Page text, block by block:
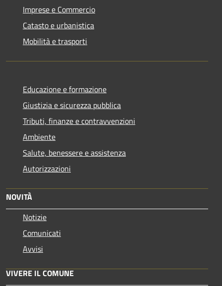
Imprese e Commercio
Catasto e urbanistica
Mobilità e trasporti
Educazione e formazione
Giustizia e sicurezza pubblica
Tributi, finanze e contravvenzioni
Ambiente
Salute, benessere e assistenza
Autorizzazioni
NOVITÀ
Notizie
Comunicati
Avvisi
VIVERE IL COMUNE